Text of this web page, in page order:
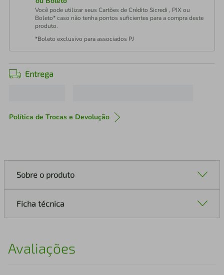
Você pode utilizar seus Cartões de Crédito Sicredi , PIX ou
Boleto* caso não tenha pontos suficientes para a compra deste
produto.
*Boleto exclusivo para associados PJ
Entrega
Política de Trocas e Devolução
Sobre o produto
Ficha técnica
Avaliações